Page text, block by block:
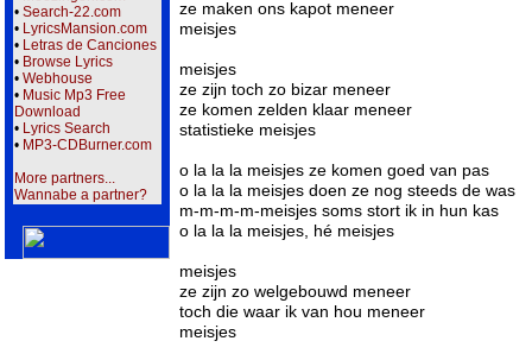
• Search-22.com
• LyricsMansion.com
• Letras de Canciones
• Browse Lyrics
• Webhouse
• Music Mp3 Free
Download
• Lyrics Search
• MP3-CDBurner.com
More partners...
Wannabe a partner?
ze maken ons kapot meneer
meisjes
meisjes
ze zijn toch zo bizar meneer
ze komen zelden klaar meneer
statistieke meisjes
o la la la meisjes ze komen goed van pas
o la la la meisjes doen ze nog steeds de was
m-m-m-m-meisjes soms stort ik in hun kas
o la la la meisjes, hé meisjes
meisjes
ze zijn zo welgebouwd meneer
toch die waar ik van hou meneer
meisjes